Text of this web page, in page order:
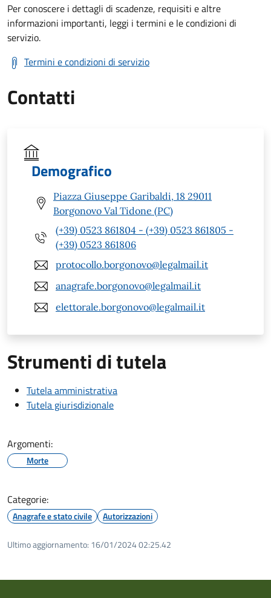
Per conoscere i dettagli di scadenze, requisiti e altre
informazioni importanti, leggi i termini e le condizioni di
servizio.
Termini e condizioni di servizio
Contatti
Demografico
Piazza Giuseppe Garibaldi, 18 29011
Borgonovo Val Tidone (PC)
(+39) 0523 861804 - (+39) 0523 861805 -
(+39) 0523 861806
protocollo.borgonovo@legalmail.it
anagrafe.borgonovo@legalmail.it
elettorale.borgonovo@legalmail.it
Strumenti di tutela
Tutela amministrativa
Tutela giurisdizionale
Argomenti:
Morte
Categorie:
Anagrafe e stato civile Autorizzazioni
Ultimo aggiornamento: 16/01/2024 02:25.42